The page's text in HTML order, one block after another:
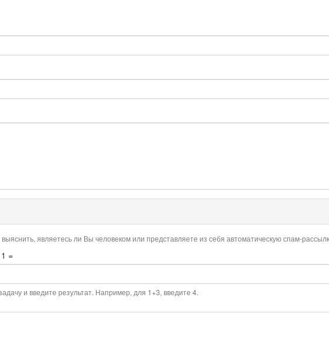
являетесь ли Вы человеком или представляете из себя автоматическую спам-
=
и введите результат. Например, для 1+3, введите 4.